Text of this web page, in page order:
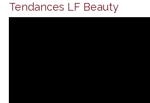
Tendances LF Beauty